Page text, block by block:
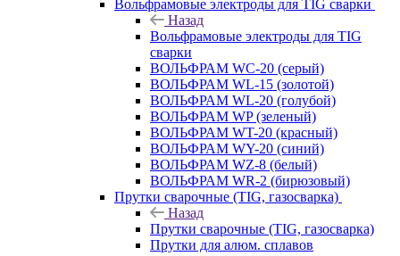
Вольфрамовые электроды для TIG сварки
Назад
Вольфрамовые электроды для TIG
сварки
ВОЛЬФРАМ WC-20 (серый)
ВОЛЬФРАМ WL-15 (золотой)
ВОЛЬФРАМ WL-20 (голубой)
ВОЛЬФРАМ WP (зеленый)
ВОЛЬФРАМ WT-20 (красный)
ВОЛЬФРАМ WY-20 (синий)
ВОЛЬФРАМ WZ-8 (белый)
ВОЛЬФРАМ WR-2 (бирюзовый)
Прутки сварочные (TIG, газосварка)
Назад
Прутки сварочные (TIG, газосварка)
Прутки для алюм. сплавов